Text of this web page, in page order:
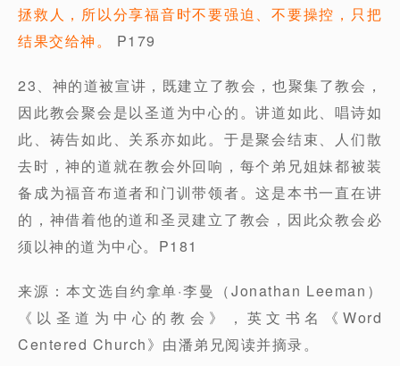
拯救人，所以分享福音时不要强迫、不要操控，只把
结果交给神。
P179
23、神的道被宣讲，既建立了教会，也聚集了教会，
因此教会聚会是以圣道为中心的。讲道如此、唱诗如
此、祷告如此、关系亦如此。于是聚会结束、人们散
去时，神的道就在教会外回响，每个弟兄姐妹都被装
备成为福音布道者和门训带领者。这是本书一直在讲
的，神借着他的道和圣灵建立了教会，因此众教会必
须以神的道为中心。P181
来源：本文选自约拿单·李曼（Jonathan Leeman）
《以圣道为中心的教会》，英文书名《Word
Centered Church》由潘弟兄阅读并摘录。